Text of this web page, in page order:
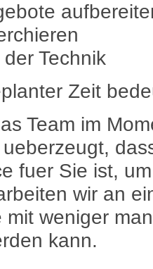
Technik
Zeit
Team im
fuer Sie ist,
wir an
mit weniger
kann.